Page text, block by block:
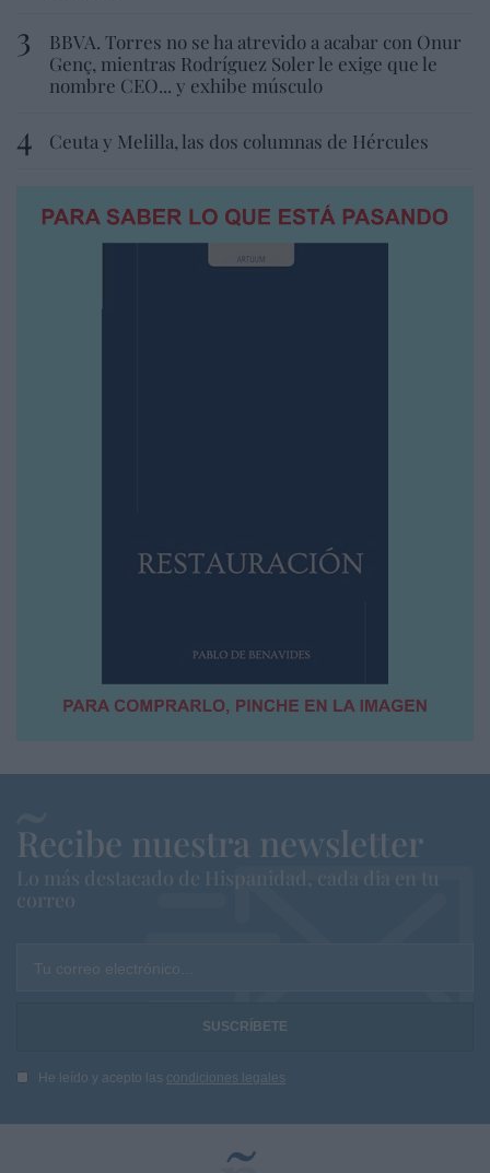
BBVA. Torres no se ha atrevido a acabar con Onur
Genç, mientras Rodríguez Soler le exige que le
nombre CEO... y exhibe músculo
Ceuta y Melilla, las dos columnas de Hércules
Recibe nuestra newsletter
Lo más destacado de Hispanidad, cada dia en tu
correo
Tu correo electrónico...
He leído y acepto las condiciones legales